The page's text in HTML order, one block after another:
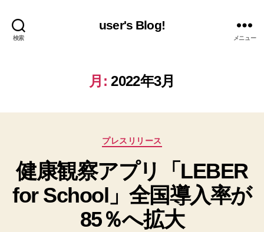
検索
user's Blog!
メニュー
月: 2022年3月
カ
ゴ
リ
ー
プレスリリース
健康観察アプリ「LEBER
for School」全国導⼊率が
85％へ拡⼤